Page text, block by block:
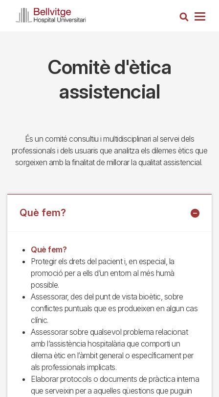
Cerca
Comitè d'ètica
assistencial
És un comité consultiu i multidisciplinari al servei dels
professionals i dels usuaris que analitza els dilemes ètics que
sorgeixen amb la finalitat de millorar la qualitat assistencial.
Què fem?
Què fem?
Protegir els drets del pacient i, en especial, la
promoció per a ells d’un entorn al més humà
possible.
Assessorar, des del punt de vista bioètic, sobre
conflictes puntuals que es produeixen en algun cas
clínic.
Assessorar sobre qualsevol problema relacionat
amb l’assistència hospitalària que comporti un
dilema ètic en l’àmbit general o específicament per
als professionals implicats.
Elaborar protocols o documents de pràctica interna
que serveixin per a aquelles qüestions que puguin